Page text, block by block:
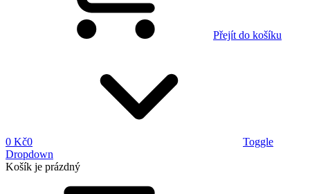
Přejít do košíku
0 Kč0
Toggle
Dropdown
Košík je prázdný